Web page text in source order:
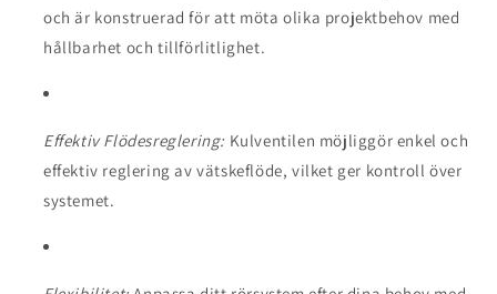
och är konstruerad för att möta olika projektbehov med
hållbarhet och tillförlitlighet.
Effektiv Flödesreglering: Kulventilen möjliggör enkel och
effektiv reglering av vätskeflöde, vilket ger kontroll över
systemet.